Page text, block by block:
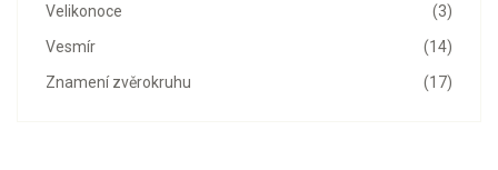
(3)
Velikonoce
(14)
Vesmír
(17)
Znamení zvěrokruhu